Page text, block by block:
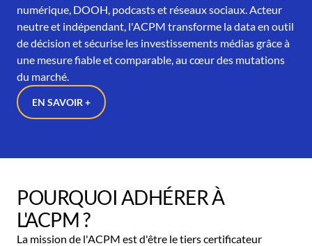
numérique, DOOH, podcasts et réseaux sociaux. Acteur
neutre et indépendant, l'ACPM transforme la data en outil
de décision et sécurise les investissements médias grâce à
une mesure fiable et comparable, au cœur des mutations
du marché.
EN SAVOIR +
POURQUOI ADHÉRER À
L'ACPM ?
La mission de l'ACPM est d'être le tiers certificateur